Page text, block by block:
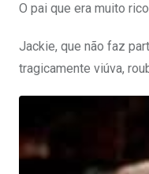
O pai que era muito
Jackie, que não faz
tragicamente viúva,